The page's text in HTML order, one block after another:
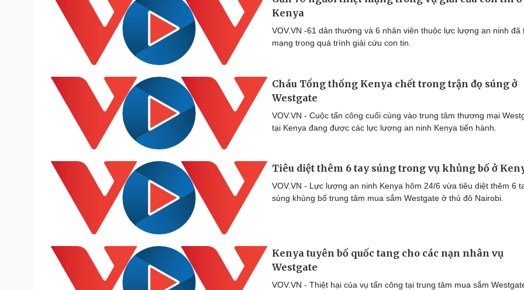
Kenya
VOV.VN -61 dân thường và 6 nhân viên thuộc lực lượng an ninh đã
mạng trong quá trình giải cứu con tin.
Cháu Tổng thống Kenya chết trong trận đọ súng ở
Westgate
VOV.VN - Cuộc tấn công cuối cùng vào trung tâm thương mại
tại Kenya đang được các lực lượng an ninh Kenya tiến hành.
Tiêu diệt thêm 6 tay súng trong vụ khủng bố ở
VOV.VN - Lực lượng an ninh Kenya hôm 24/6 vừa tiêu diệt thêm 6
súng khủng bố trung tâm mua sắm Westgate ở thủ đô Nairobi.
Kenya tuyên bố quốc tang cho các nạn nhân vụ
Westgate
VOV.VN - Thiệt hại của vụ tấn công tại trung tâm mua sắm